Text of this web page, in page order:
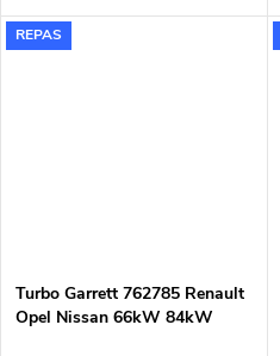
REPAS
Turbo Garrett 762785 Renault
Opel Nissan 66kW 84kW